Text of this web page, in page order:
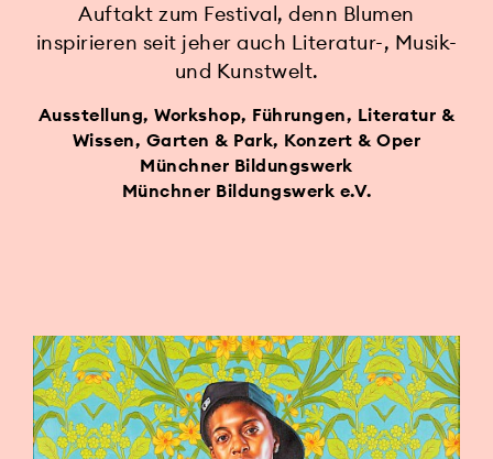
Auftakt zum Festival, denn Blumen
inspirieren seit jeher auch Literatur-, Musik-
und Kunstwelt.
Ausstellung, Workshop, Führungen, Literatur &
Wissen, Garten & Park, Konzert & Oper
Münchner Bildungswerk
Münchner Bildungswerk e.V.